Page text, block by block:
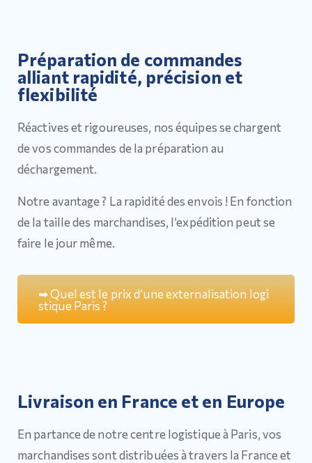
Préparation de commandes
alliant rapidité, précision et
flexibilité
Réactives et rigoureuses, nos équipes se chargent
de vos commandes de la préparation au
déchargement.
Notre avantage ? La rapidité des envois ! En fonction
de la taille des marchandises, l’expédition peut se
faire le jour même.
➡Quel estle prixd’uneexternalisation logi
stique Paris?
Livraison en France et en Europe
En partance de notre centre logistique à Paris, vos
marchandises sont distribuées à travers la France et